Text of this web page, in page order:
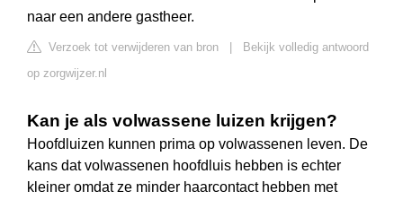
naar een andere gastheer.
Verzoek tot verwijderen van bron
Bekijk volledig antwoord
op zorgwijzer.nl
Kan je als volwassene luizen krijgen?
Hoofdluizen kunnen prima op volwassenen leven. De
kans dat volwassenen hoofdluis hebben is echter
kleiner omdat ze minder haarcontact hebben met